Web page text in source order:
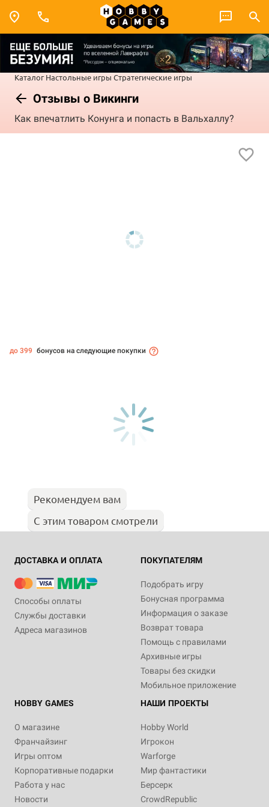
Каталог Настольные игры Стратегические игры
Отзывы о Викинги
Как впечатлить Конунга и попасть в Вальхаллу?
до 399 бонусов на следующие покупки
Рекомендуем вам
С этим товаром смотрели
ДОСТАВКА И ОПЛАТА
Способы оплаты
Службы доставки
Адреса магазинов
ПОКУПАТЕЛЯМ
Подобрать игру
Бонусная программа
Информация о заказе
Возврат товара
Помощь с правилами
Архивные игры
Товары без скидки
Мобильное приложение
HOBBY GAMES
О магазине
Франчайзинг
Игры оптом
Корпоративные подарки
Работа у нас
Новости
НАШИ ПРОЕКТЫ
Hobby World
Игрокон
Warforge
Мир фантастики
Берсерк
CrowdRepublic